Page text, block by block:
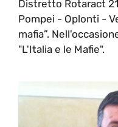
Distretto Rotaract
Pompei - Oplonti -
mafia”.
"L'Italia e le Mafie".